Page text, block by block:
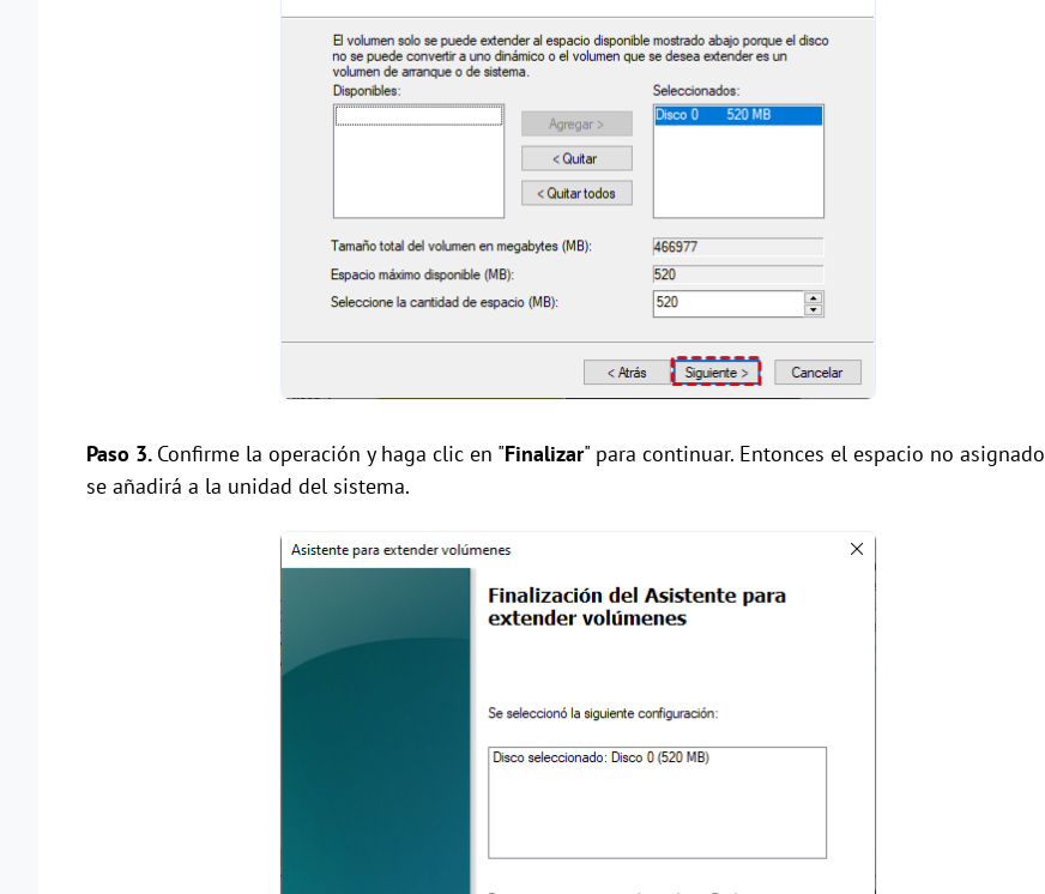
Paso 3. Confirme la operación y haga clic en "Finalizar" para continuar. Entonces el espacio no asignado
se añadirá a la unidad del sistema.